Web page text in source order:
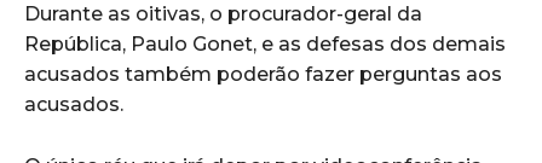
Durante as oitivas, o procurador-geral da
República, Paulo Gonet, e as defesas dos demais
acusados também poderão fazer perguntas aos
acusados.